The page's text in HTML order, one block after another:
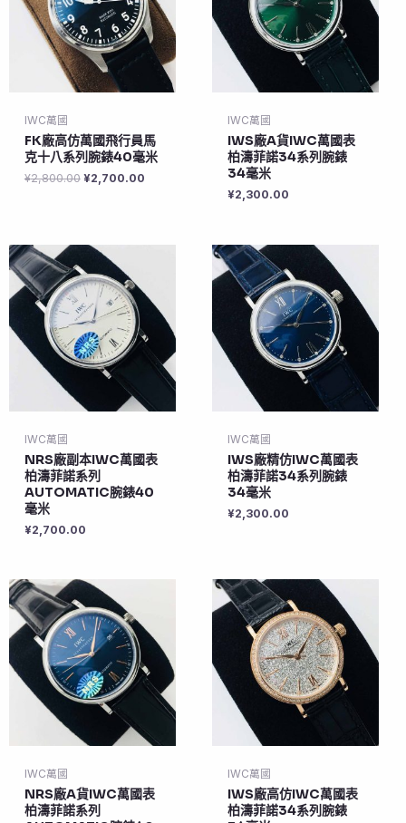
IWC萬國
FK廠高仿萬國飛行員馬
克十八系列腕錶40毫米
¥2,800.00 ¥2,700.00
IWC萬國
IWS廠A貨IWC萬國表
柏濤菲諾34系列腕錶
34毫米
¥2,300.00
IWC萬國
NRS廠副本IWC萬國表
柏濤菲諾系列
AUTOMATIC腕錶40
毫米
¥2,700.00
IWC萬國
IWS廠精仿IWC萬國表
柏濤菲諾34系列腕錶
34毫米
¥2,300.00
IWC萬國
NRS廠A貨IWC萬國表
柏濤菲諾系列
IWC萬國
IWS廠高仿IWC萬國表
柏濤菲諾34系列腕錶